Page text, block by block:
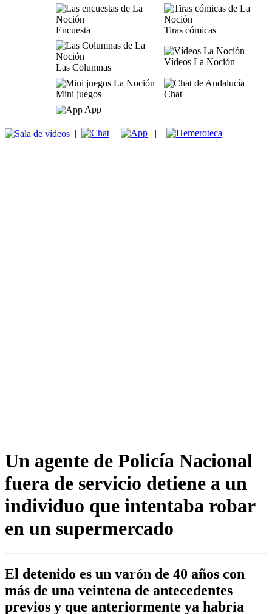
Encuesta Tiras cómicas
Las Columnas
Vídeos La Noción
Mini juegos
Chat
App
| | |
Un agente de Policía Nacional
fuera de servicio detiene a un
individuo que intentaba robar
en un supermercado
El detenido es un varón de 40 años con
más de una veintena de antecedentes
previos y que anteriormente ya habría